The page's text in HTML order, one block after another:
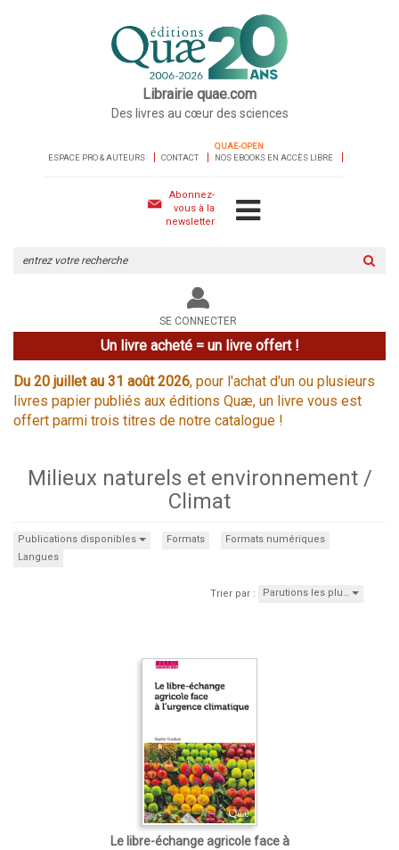
Librairie quae.com
Des livres au cœur des sciences
ESPACE PRO & AUTEURS CONTACT
QUAE-OPEN
NOS EBOOKS EN ACCÈS LIBRE
Abonnez-
vous à la
newsletter
le
site
SE CONNECTER
Un livre acheté = un livre offert !
Du 20 juillet au 31 août 2026, pour l'achat d'un ou plusieurs
livres papier publiés aux éditions Quæ, un livre vous est
offert parmi trois titres de notre catalogue !
Milieux naturels et environnement /
Climat
Publications disponibles Formats
Formats numériques
Langues
Trier par : Parutions les plu…
Le libre-échange agricole face à